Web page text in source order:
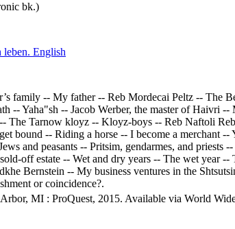
bk.)
leben. English
family -- My father -- Reb Mordecai Peltz -- The
-- Yaha"sh -- Jacob Werber, the master of
The Tarnow kloyz -- Kloyz-boys -- Reb Naftoli
bound -- Riding a horse -- I become a merchant
and peasants -- Pritsim, gendarmes, and
off estate -- Wet and dry years -- The wet year
Bernstein -- My business ventures in the
or coincidence?.
MI : ProQuest, 2015. Available via World